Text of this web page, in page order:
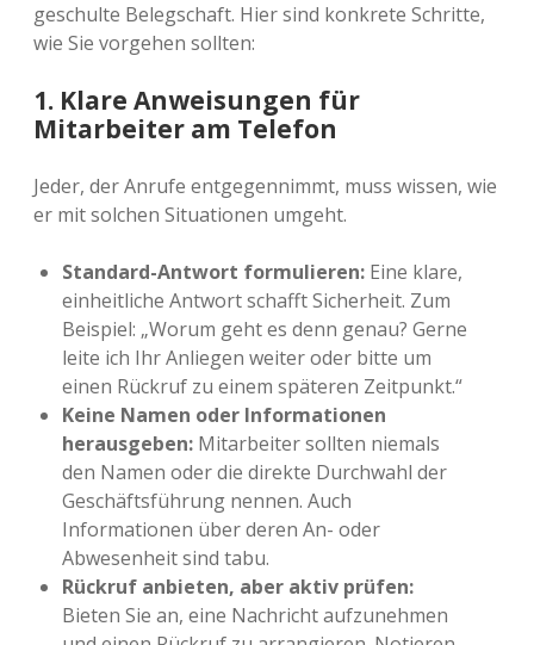
geschulte Belegschaft. Hier sind konkrete Schritte,
wie Sie vorgehen sollten:
1. Klare Anweisungen für
Mitarbeiter am Telefon
Jeder, der Anrufe entgegennimmt, muss wissen, wie
er mit solchen Situationen umgeht.
Standard-Antwort formulieren: Eine klare,
einheitliche Antwort schafft Sicherheit. Zum
Beispiel: „Worum geht es denn genau? Gerne
leite ich Ihr Anliegen weiter oder bitte um
einen Rückruf zu einem späteren Zeitpunkt.“
Keine Namen oder Informationen
herausgeben: Mitarbeiter sollten niemals
den Namen oder die direkte Durchwahl der
Geschäftsführung nennen. Auch
Informationen über deren An- oder
Abwesenheit sind tabu.
Rückruf anbieten, aber aktiv prüfen:
Bieten Sie an, eine Nachricht aufzunehmen